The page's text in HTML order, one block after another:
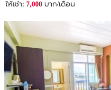
ให้เช่า: 7,000 บาท/เดือน